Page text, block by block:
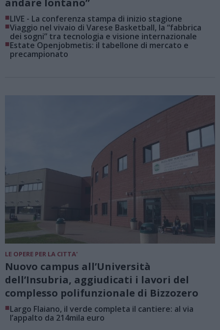
andare lontano”
■LIVE - La conferenza stampa di inizio stagione
■Viaggio nel vivaio di Varese Basketball, la “fabbrica
dei sogni” tra tecnologia e visione internazionale
■Estate Openjobmetis: il tabellone di mercato e
precampionato
LE OPERE PER LA CITTA'
Nuovo campus all’Università
dell’Insubria, aggiudicati i lavori del
complesso polifunzionale di Bizzozero
■Largo Flaiano, il verde completa il cantiere: al via
l’appalto da 214mila euro